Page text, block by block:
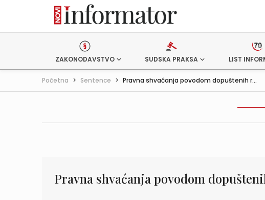
ZAKONODAVSTVO SUDSKA PRAKSA LIST
Početna > Sentence > Pravna shvaćanja povodom dopuštenih r...
Pravna shvaćanja povodom